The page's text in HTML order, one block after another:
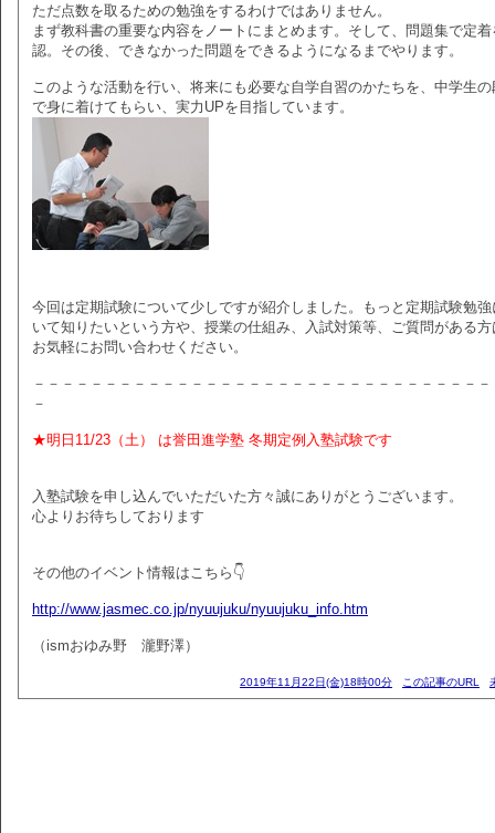
ただ点数を取るための勉強をするわけではありません。
まず教科書の重要な内容をノートにまとめます。そして、問題集で定着
認。その後、できなかった問題をできるようになるまでやります。
このような活動を行い、将来にも必要な自学自習のかたちを、中学生の
で身に着けてもらい、実力UPを目指しています。
今回は定期試験について少しですが紹介しました。もっと定期試験勉強
いて知りたいという方や、授業の仕組み、入試対策等、ご質問がある方
お気軽にお問い合わせください。
－－－－－－－－－－－－－－－－－－－－－－－－－－－－－－－－
－
★明日11/23（土） は誉田進学塾 冬期定例入塾試験です
入塾試験を申し込んでいただいた方々誠にありがとうございます。
心よりお待ちしております
その他のイベント情報はこちら👇
http://www.jasmec.co.jp/nyuujuku/nyuujuku_info.htm
（ismおゆみ野 瀧野澤）
2019年11月22日(金)18時00分 この記事のURL